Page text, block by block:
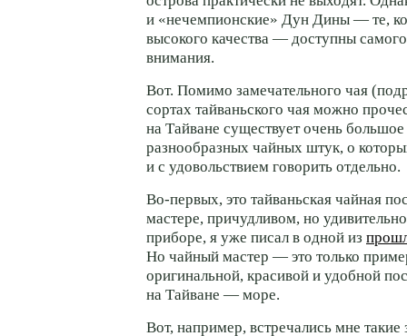
и «нечемпионские» Дун Дины — те,
высокого качества — доступны
внимания.
Вот. Помимо замечательного чая
сортах тайваньского чая можно
на Тайване существует очень большое
разнообразных чайных штук, о
и с удовольствием говорить отдельно.
Во-первых, это тайваньская чайная
мастере, причудливом, но
приборе, я уже писал в одной из
Но чайный мастер — это только
оригинальной, красивой и удобной
на Тайване — море.
Вот, например, встречались мне